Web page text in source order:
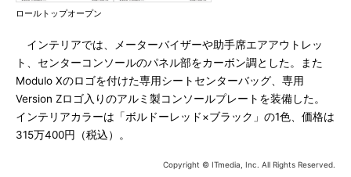
ロールトップオープン
インテリアでは、メーターバイザーや助手席エアアウトレッ
ト、センターコンソールのパネル部をカーボン調とした。また
Modulo Xのロゴを付けた専用シートセンターバッグ、専用
Version Zロゴ入りのアルミ製コンソールプレートを装備した。
インテリアカラーは「ボルドーレッド×ブラック」の1色、価格は
315万400円（税込）。
Copyright © ITmedia, Inc. All Rights Reserved.